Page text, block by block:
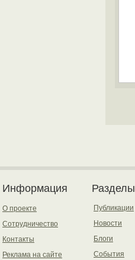
Информация
О проекте
Сотрудничество
Контакты
Реклама на сайте
Разделы
Публикации
Новости
Блоги
События